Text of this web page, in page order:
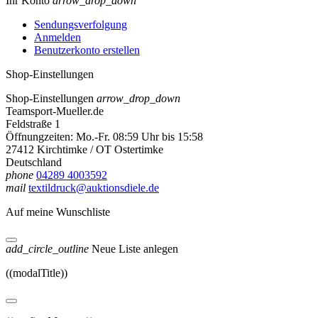
Sendungsverfolgung
Anmelden
Benutzerkonto erstellen
Shop-Einstellungen
Shop-Einstellungen arrow_drop_down
Teamsport-Mueller.de
Feldstraße 1
Öffnungzeiten: Mo.-Fr. 08:59 Uhr bis 15:58
27412 Kirchtimke / OT Ostertimke
Deutschland
phone 04289 4003592
mail textildruck@auktionsdiele.de
Auf meine Wunschliste
add_circle_outline Neue Liste anlegen
((modalTitle))